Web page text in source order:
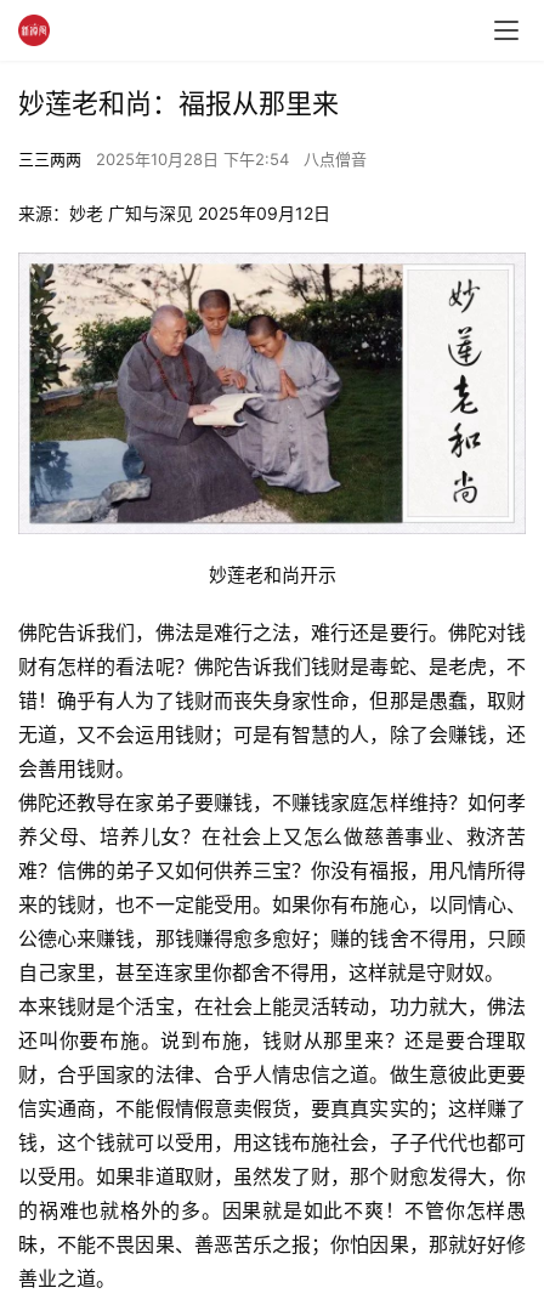
妙莲老和尚：福报从那里来
三三两两 2025年10月28日 下午2:54 八点僧音
来源：妙老 广知与深见 2025年09月12日
妙莲老和尚开示
佛陀告诉我们，佛法是难行之法，难行还是要行。佛陀对钱
财有怎样的看法呢？佛陀告诉我们钱财是毒蛇、是老虎，不
错！确乎有人为了钱财而丧失身家性命，但那是愚蠢，取财
无道，又不会运用钱财；可是有智慧的人，除了会赚钱，还
会善用钱财。
佛陀还教导在家弟子要赚钱，不赚钱家庭怎样维持？如何孝
养父母、培养儿女？在社会上又怎么做慈善事业、救济苦
难？信佛的弟子又如何供养三宝？你没有福报，用凡情所得
来的钱财，也不一定能受用。如果你有布施心，以同情心、
公德心来赚钱，那钱赚得愈多愈好；赚的钱舍不得用，只顾
自己家里，甚至连家里你都舍不得用，这样就是守财奴。
本来钱财是个活宝，在社会上能灵活转动，功力就大，佛法
还叫你要布施。说到布施，钱财从那里来？还是要合理取
财，合乎国家的法律、合乎人情忠信之道。做生意彼此更要
信实通商，不能假情假意卖假货，要真真实实的；这样赚了
钱，这个钱就可以受用，用这钱布施社会，子子代代也都可
以受用。如果非道取财，虽然发了财，那个财愈发得大，你
的祸难也就格外的多。因果就是如此不爽！不管你怎样愚
昧，不能不畏因果、善恶苦乐之报；你怕因果，那就好好修
善业之道。